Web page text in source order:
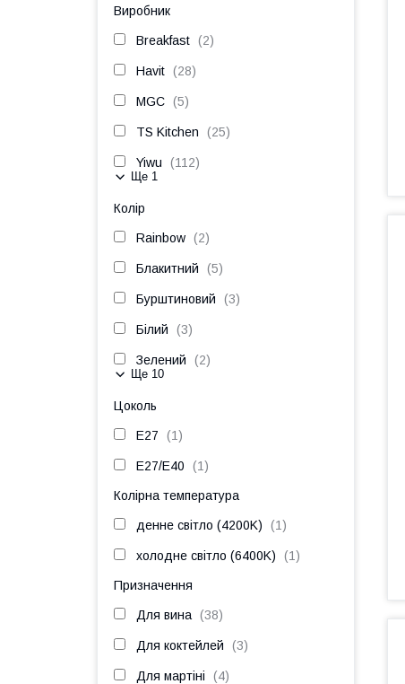
Виробник
Breakfast 2
Havit 28
MGC 5
TS Kitchen 25
Yiwu 112
Ще 1
Колір
Rainbow 2
Блакитний 5
Бурштиновий 3
Білий 3
Зелений 2
Ще 10
Цоколь
E27 1
E27/E40 1
Колірна температура
денне світло (4200K) 1
холодне світло (6400K) 1
Призначення
Для вина 38
Для коктейлей 3
Для мартіні 4